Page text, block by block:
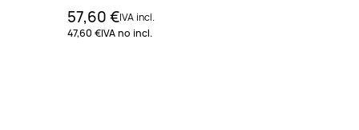
57,60 €IVA incl.
47,60 €IVA no incl.